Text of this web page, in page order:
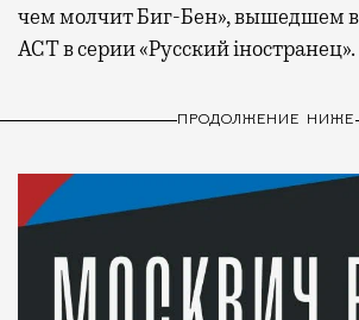
чем молчит Биг-Бен», вышедшем в
АСТ в серии «Русский iностранец».
ПРОДОЛЖЕНИЕ НИЖЕ